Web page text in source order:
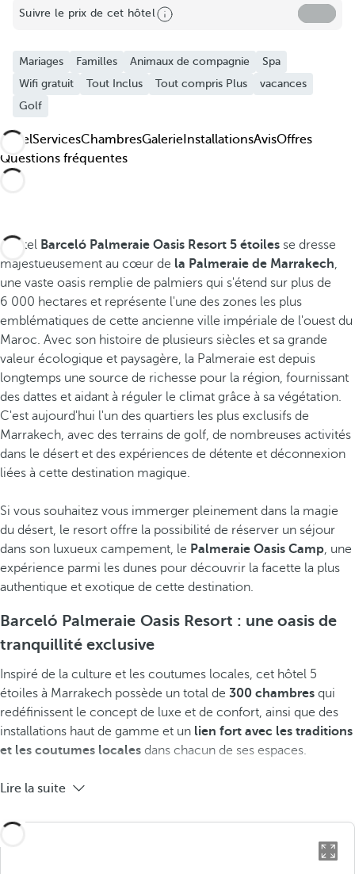
Suivre le prix de cet hôtel
Mariages Familles Animaux de compagnie
Spa
Wifi gratuit
Tout Inclus Tout compris Plus
vacances
Golf
HôtelServicesChambresGalerie InstallationsAvisOffres
Questions fréquentes
L'hôtel Barceló Palmeraie Oasis Resort 5 étoiles se dresse
majestueusement au cœur de la Palmeraie de Marrakech
une vaste oasis remplie de palmiers qui s'étend sur plus de
6 000 hectares et représente l'une des zones les plus
emblématiques de cette ancienne ville impériale de l'ouest du
Maroc. Avec son histoire de plusieurs siècles et sa grande
valeur écologique et paysagère, la Palmeraie est depuis
longtemps une source de richesse pour la région, fournissant
des dattes et aidant à réguler le climat grâce à sa végétation.
C'est aujourd'hui l'un des quartiers les plus exclusifs de
Marrakech, avec des terrains de golf, de nombreuses activités
dans le désert et des expériences de détente et déconnexion
liées à cette destination magique.
Si vous souhaitez vous immerger pleinement dans la magie
du désert, le resort offre la possibilité de réserver un séjour
dans son luxueux campement, le Palmeraie Oasis Camp , une
expérience parmi les dunes pour découvrir la facette la plus
authentique et exotique de cette destination.
Barceló Palmeraie Oasis Resort : une oasis de
tranquillité exclusive
Inspiré de la culture et les coutumes locales, cet hôtel 5
étoiles à Marrakech possède un total de 300 chambres qui
redéfinissent le concept de luxe et de confort, ainsi que des
installations haut de gamme et un lien fort avec les traditions
et les coutumes locales dans chacun de ses espaces.
Lire la suite